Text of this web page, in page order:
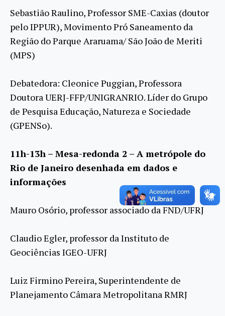
Sebastião Raulino, Professor SME-Caxias (doutor
pelo IPPUR), Movimento Pró Saneamento da
Região do Parque Araruama/ São João de Meriti
(MPS)
Debatedora: Cleonice Puggian, Professora
Doutora UERJ-FFP/UNIGRANRIO. Líder do Grupo
de Pesquisa Educação, Natureza e Sociedade
(GPENSo).
11h-13h – Mesa-redonda 2 – A metrópole do
Rio de Janeiro desenhada em dados e
informações
Mauro Osório, professor associado da FND/UFRJ
Claudio Egler, professor da Instituto de
Geociências IGEO-UFRJ
Luiz Firmino Pereira, Superintendente de
Planejamento Câmara Metropolitana RMRJ